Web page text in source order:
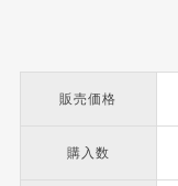
販売価格
購入数